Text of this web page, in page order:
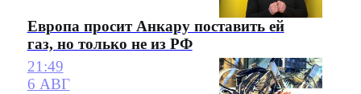
Европа просит Анкару поставить ей
газ, но только не из РФ
21:49
6 АВГ